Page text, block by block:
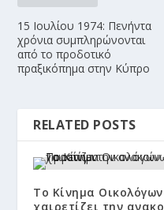
15 Ιουλίου 1974: Πενήντα
χρόνια συμπληρώνονται
από το προδοτικό
πραξικόπημα στην Κύπρο
RELATED POSTS
Το Κίνημα
χαιρετίζει την